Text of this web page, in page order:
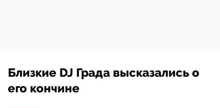
Близкие DJ Града высказались о
его кончине